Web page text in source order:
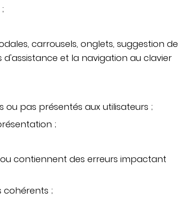
carrousels, onglets, suggestion de
et la navigation au clavier
pas présentés aux utilisateurs ;
;
contiennent des erreurs impactant
cohérents ;